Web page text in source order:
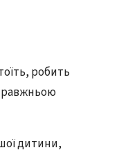
робить
дитини,